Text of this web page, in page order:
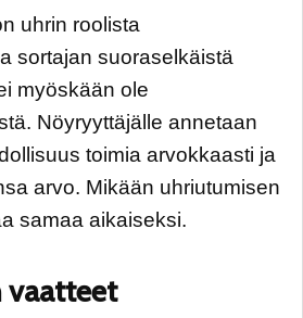
uhrin roolista
sortajan suoraselkäistä
myöskään ole
Nöyryyttäjälle annetaan
toimia arvokkaasti ja
arvo. Mikään uhriutumisen
samaa aikaiseksi.
vaatteet